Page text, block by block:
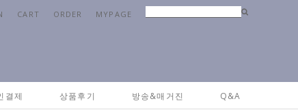
CART ORDER MYPAGE
결제 상품후기 방송&매거진 Q&A